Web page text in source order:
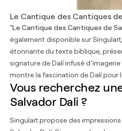
Le Cantique des Cantiques
“Le Cantique des Cantiques de
également disponible sur
étonnante du texte biblique,
signature de Dalí infusé
montre la fascination de Dalí pour
Vous recherchez
Salvador Dali ?
Singulart propose des